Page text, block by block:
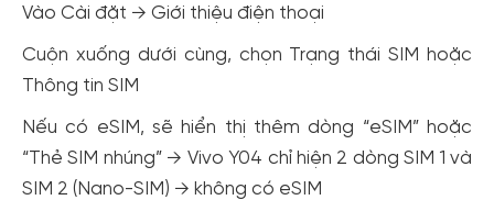
Vào Cài đặt → Giới thiệu điện thoại
Cuộn xuống dưới cùng, chọn Trạng thái SIM hoặc
Thông tin SIM
Nếu có eSIM, sẽ hiển thị thêm dòng “eSIM” hoặc
“Thẻ SIM nhúng” → Vivo Y04 chỉ hiện 2 dòng SIM 1 và
SIM 2 (Nano-SIM) → không có eSIM